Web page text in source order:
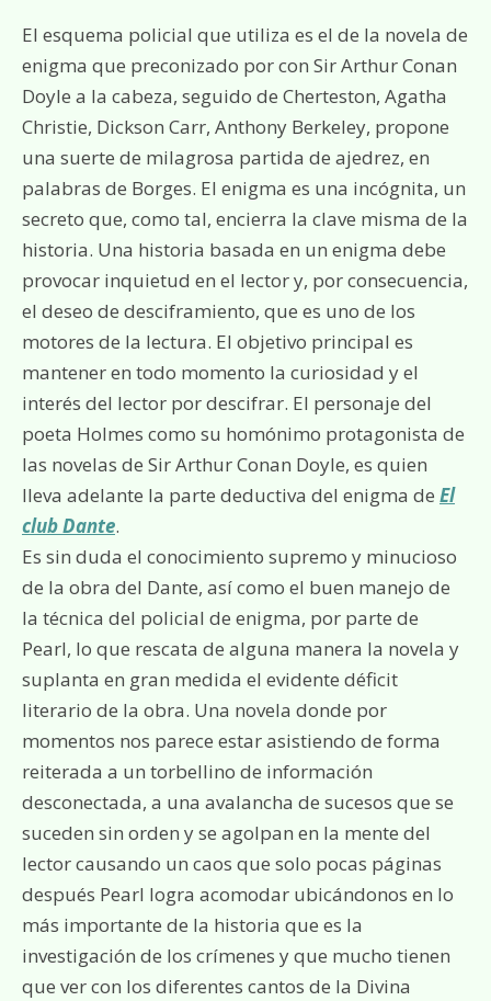
El esquema policial que utiliza es el de la novela de
enigma que preconizado por con Sir Arthur Conan
Doyle a la cabeza, seguido de Cherteston, Agatha
Christie, Dickson Carr, Anthony Berkeley, propone
una suerte de milagrosa partida de ajedrez, en
palabras de Borges. El enigma es una incógnita, un
secreto que, como tal, encierra la clave misma de la
historia. Una historia basada en un enigma debe
provocar inquietud en el lector y, por consecuencia,
el deseo de desciframiento, que es uno de los
motores de la lectura. El objetivo principal es
mantener en todo momento la curiosidad y el
interés del lector por descifrar. El personaje del
poeta Holmes como su homónimo protagonista de
las novelas de Sir Arthur Conan Doyle, es quien
lleva adelante la parte deductiva del enigma de El
club Dante.
Es sin duda el conocimiento supremo y minucioso
de la obra del Dante, así como el buen manejo de
la técnica del policial de enigma, por parte de
Pearl, lo que rescata de alguna manera la novela y
suplanta en gran medida el evidente déficit
literario de la obra. Una novela donde por
momentos nos parece estar asistiendo de forma
reiterada a un torbellino de información
desconectada, a una avalancha de sucesos que se
suceden sin orden y se agolpan en la mente del
lector causando un caos que solo pocas páginas
después Pearl logra acomodar ubicándonos en lo
más importante de la historia que es la
investigación de los crímenes y que mucho tienen
que ver con los diferentes cantos de la Divina